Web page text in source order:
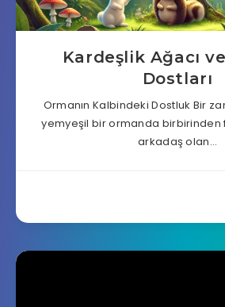
Kardeşlik Ağacı
Dostları
Ormanın Kalbindeki Dostluk Bir
yemyeşil bir ormanda birbirinden
arkadaş olan…